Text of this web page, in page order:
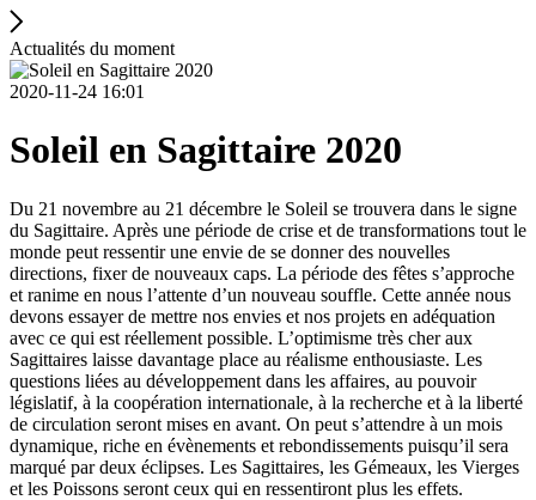
Actualités du moment
2020-11-24 16:01
Soleil en Sagittaire 2020
Du 21 novembre au 21 décembre le Soleil se trouvera dans le signe
du Sagittaire. Après une période de crise et de transformations tout le
monde peut ressentir une envie de se donner des nouvelles
directions, fixer de nouveaux caps. La période des fêtes s’approche
et ranime en nous l’attente d’un nouveau souffle. Cette année nous
devons essayer de mettre nos envies et nos projets en adéquation
avec ce qui est réellement possible. L’optimisme très cher aux
Sagittaires laisse davantage place au réalisme enthousiaste. Les
questions liées au développement dans les affaires, au pouvoir
législatif, à la coopération internationale, à la recherche et à la liberté
de circulation seront mises en avant. On peut s’attendre à un mois
dynamique, riche en évènements et rebondissements puisqu’il sera
marqué par deux éclipses. Les Sagittaires, les Gémeaux, les Vierges
et les Poissons seront ceux qui en ressentiront plus les effets.